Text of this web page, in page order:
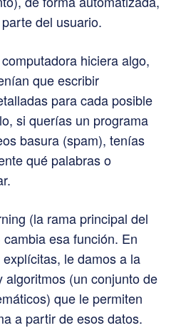
del usuario.
hiciera algo,
que escribir
para cada posible
si querías un programa
basura (spam), tenías
qué palabras o
(la rama principal del
esa función. En
le damos a la
algoritmos (un conjunto de
que le permiten
a partir de esos datos.